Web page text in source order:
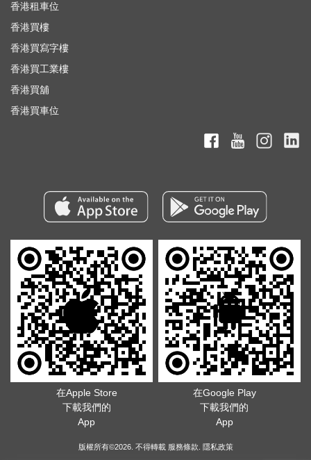
香港租車位
香港買樓
香港買寫字樓
香港買工業樓
香港買舖
香港買車位
在Apple Store
下載我們的
App
在Google Play
下載我們的
App
版權所有©2026. 不得轉載 服務條款 隱私政策